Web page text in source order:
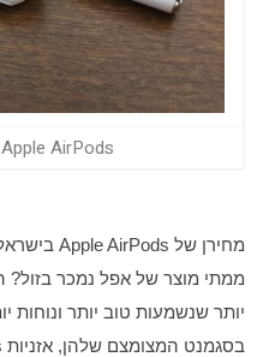
Apple AirPods (צילום: גד גניר)